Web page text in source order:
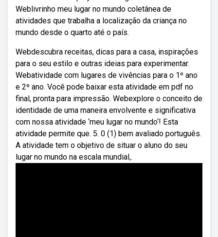
Weblivrinho meu lugar no mundo coletânea de
atividades que trabalha a localização da criança no
mundo desde o quarto até o país.
Webdescubra receitas, dicas para a casa, inspirações
para o seu estilo e outras ideias para experimentar.
Webatividade com lugares de vivências para o 1º ano
e 2º ano. Você pode baixar esta atividade em pdf no
final, pronta para impressão. Webexplore o conceito de
identidade de uma maneira envolvente e significativa
com nossa atividade ‘meu lugar no mundo‘! Esta
atividade permite que. 5. 0 (1) bem avaliado português.
A atividade tem o objetivo de situar o aluno do seu
lugar no mundo na escala mundial,.